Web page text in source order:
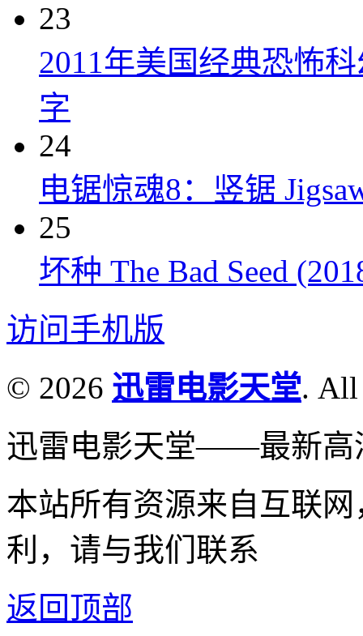
23
2011年美国经典恐怖
字
24
电锯惊魂8：竖锯
25
坏种 The Bad Seed
访问手机版
© 2026 迅雷电影天堂. All
迅雷电影天堂——最新高
本站所有资源来自互联
利，请与我们联系
返回顶部